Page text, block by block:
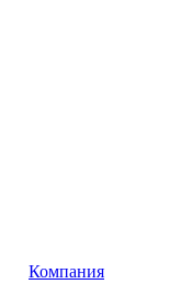
Компания